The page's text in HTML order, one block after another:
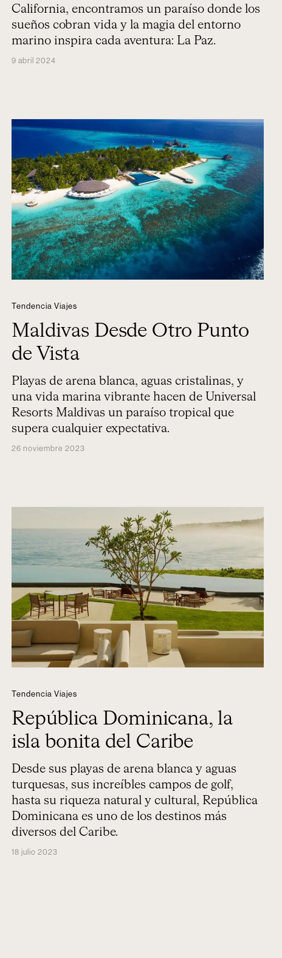
California, encontramos un paraíso donde los
sueños cobran vida y la magia del entorno
marino inspira cada aventura: La Paz.
9 abril 2024
Tendencia Viajes
Maldivas Desde Otro Punto
de Vista
Playas de arena blanca, aguas cristalinas, y
una vida marina vibrante hacen de Universal
Resorts Maldivas un paraíso tropical que
supera cualquier expectativa.
26 noviembre 2023
Tendencia Viajes
República Dominicana, la
isla bonita del Caribe
Desde sus playas de arena blanca y aguas
turquesas, sus increíbles campos de golf,
hasta su riqueza natural y cultural, República
Dominicana es uno de los destinos más
diversos del Caribe.
18 julio 2023